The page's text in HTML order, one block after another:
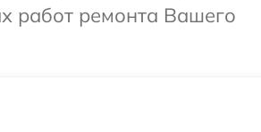
работ ремонта Вашего